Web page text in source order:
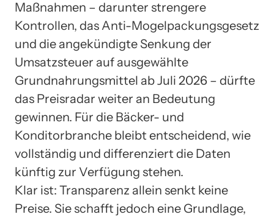
Maßnahmen – darunter strengere
Kontrollen, das Anti-Mogelpackungsgesetz
und die angekündigte Senkung der
Umsatzsteuer auf ausgewählte
Grundnahrungsmittel ab Juli 2026 – dürfte
das Preisradar weiter an Bedeutung
gewinnen. Für die Bäcker- und
Konditorbranche bleibt entscheidend, wie
vollständig und differenziert die Daten
künftig zur Verfügung stehen.
Klar ist: Transparenz allein senkt keine
Preise. Sie schafft jedoch eine Grundlage,